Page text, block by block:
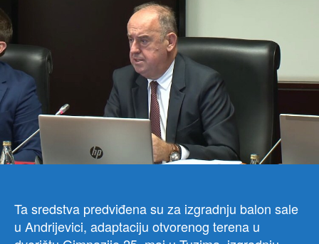
na
Ta sredstva predviđena su za izgradnju balon sale
u Andrijevici, adaptaciju otvorenog terena u